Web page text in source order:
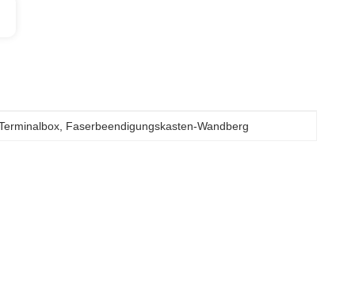
Faserbeendigungskasten-Wandberg